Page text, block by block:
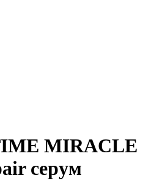
MIRACLE
серум